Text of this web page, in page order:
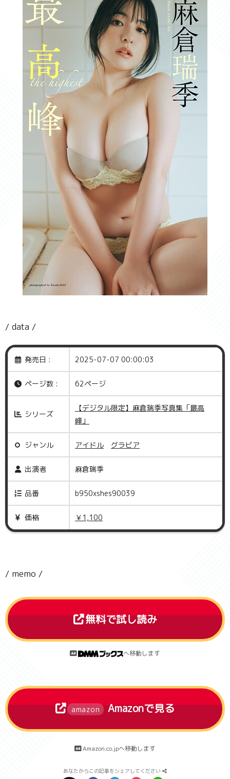
/ data /
発売日 : 2025-07-07 00:00:03
ページ数 : 62ページ
シリーズ
【デジタル限定】麻倉瑞季写真集「最高
峰」
ジャンル アイドル グラビア
出演者 麻倉瑞季
品番 b950xshes90039
価格 ￥1,100
/ memo /
無料で試し読み
へ移動します
amazon Amazonで見る
Amazon.co.jpへ移動します
あなたからこの記事をシェアしてください